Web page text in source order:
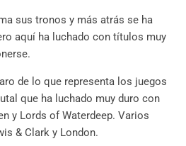
sus tronos y más atrás se ha
aquí ha luchado con títulos muy
de lo que representa los juegos
que ha luchado muy duro con
y Lords of Waterdeep. Varios
& Clark y London.